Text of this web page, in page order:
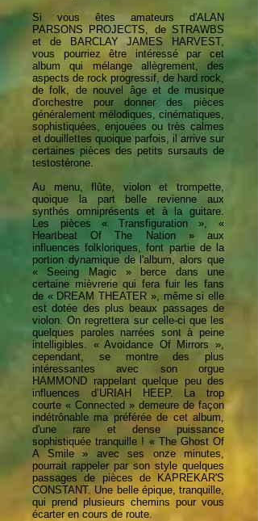
Si vous êtes amateurs d'ALAN
PARSONS PROJECTS, de STRAWBS
et de BARCLAY JAMES HARVEST,
vous pourriez être intéressé par cet
album qui mélange allègrement, des
aspects de rock progressif, de hard rock,
de folk, de nouvel âge et de musique
d'orchestre pour donner des pièces
généralement mélodiques, cinématiques,
sophistiquées, enjouées ou très calmes
et douillettes quoique parfois, il arrive sur
certaines pièces des petits sursauts de
testostérone.
Au menu, flûte, violon et trompette,
quoique la part belle revienne aux
synthés omniprésents et à la guitare.
Les pièces « Transfiguration », «
Heartbeat Of The Nation » aux
influences folkloriques, font partie de la
portion dynamique de l'album, alors que
« Seeing Magic » berce dans une
certaine mièvrerie qui fera fuir les fans
de « DREAM THEATER », même si elle
est dotée des plus beaux passages de
violon. On regrettera sur celle-ci que les
quelques paroles narrées sont à peine
intelligibles. « Avoidance Of Mirrors »,
cependant, se montre des plus
intéressantes avec son orgue
HAMMOND rappelant quelque peu des
influences d’URIAH HEEP. La trop
courte « Connected » demeure de façon
indétrônable ma préférée de cet album,
d'une rare et dense puissance
sophistiquée tranquille ! « The Ghost Of
A Smile » avec ses onze minutes,
pourrait rappeler par son style quelques
passages de pièces de KAPREKAR'S
CONSTANT. Une belle épique, tranquille,
qui prend plusieurs chemins pour vous
écarter en cours de route.